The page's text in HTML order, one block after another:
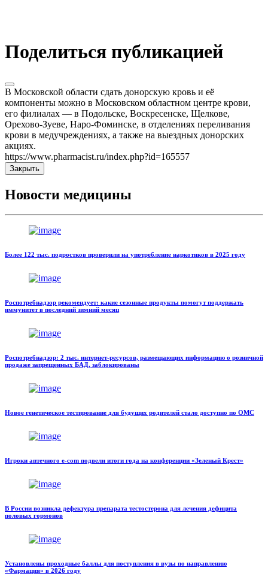
Поделиться публикацией
В Московской области сдать донорскую кровь и её
компоненты можно в Московском областном центре крови,
его филиалах — в Подольске, Воскресенске, Щелкове,
Орехово-Зуеве, Наро-Фоминске, в отделениях переливания
крови в медучреждениях, а также на выездных донорских
акциях.
https://www.pharmacist.ru/index.php?id=165557
Закрыть
Новости медицины
Более 122 тыс. подростков проверили на употребление наркотиков в 2025 году
Роспотребнадзор рекомендует: какие сезонные продукты помогут поддержать
иммунитет в последний зимний месяц
Роспотребнадзор: 2 тыс. интернет-ресурсов, размещающих информацию о розничной
продаже запрещенных БАД, заблокированы
Новое генетическое тестирование для будущих родителей стало доступно по ОМС
Игроки аптечного e-com подвели итоги года на конференции «Зеленый Крест»
В России возникла дефектура препарата тестостерона для лечения дефицита
половых гормонов
Установлены проходные баллы для поступления в вузы по направлению
«Фармация» в 2026 году